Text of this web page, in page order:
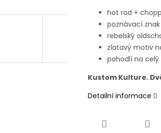
hot rod +
poznávací
rebelský
zlatavý motiv
pohodlí na celý
Kustom Kulture.
Detailní informace